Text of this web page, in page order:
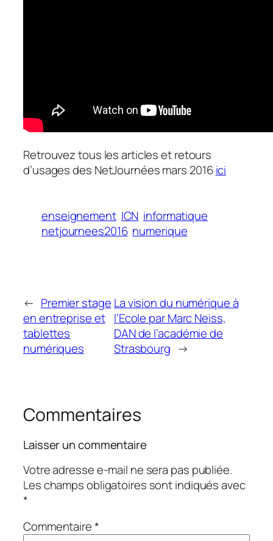
Retrouvez tous les articles et retours
d’usages des NetJournées mars 2016ici
enseignement ICN informatique
netjournees2016 numerique
← Premier stage
en entreprise et
tablettes
numériques
La vision du numérique à
l’Ecole par Marc Neiss,
DAN de l’académie de
Strasbourg →
Commentaires
Laisser un commentaire
Votre adresse e-mail ne sera pas publiée.
Les champs obligatoires sont indiqués avec
*
Commentaire*